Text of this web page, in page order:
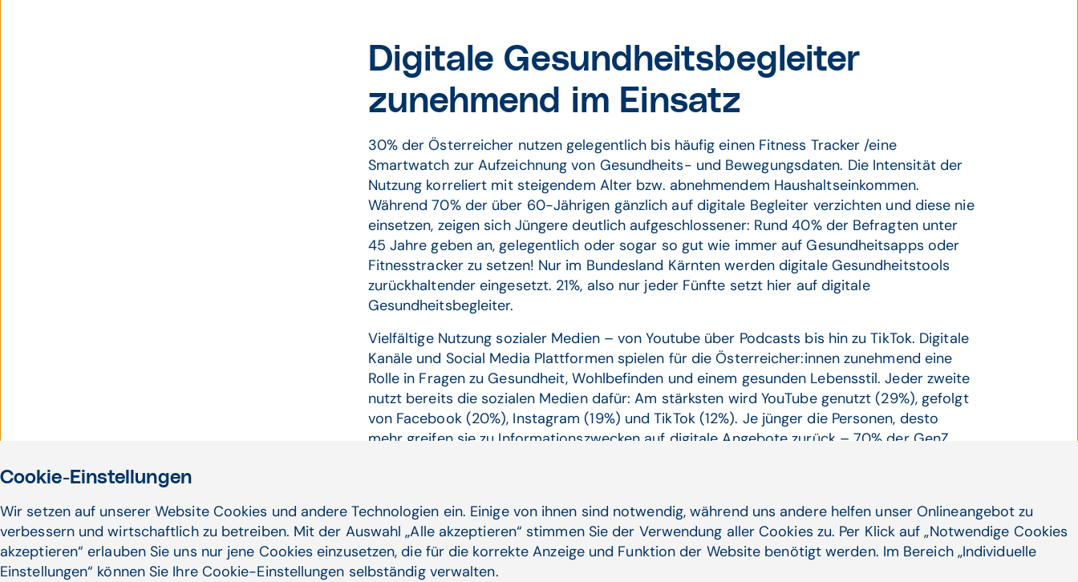
Digitale Gesundheitsbegleiter
zunehmend im Einsatz
30% der Österreicher nutzen gelegentlich bis häufig einen Fitness Tracker /eine
Smartwatch zur Aufzeichnung von Gesundheits- und Bewegungsdaten. Die Intensität der
Nutzung korreliert mit steigendem Alter bzw. abnehmendem Haushaltseinkommen.
Während 70% der über 60-Jährigen gänzlich auf digitale Begleiter verzichten und diese nie
einsetzen, zeigen sich Jüngere deutlich aufgeschlossener: Rund 40% der Befragten unter
45 Jahre geben an, gelegentlich oder sogar so gut wie immer auf Gesundheitsapps oder
Fitnesstracker zu setzen! Nur im Bundesland Kärnten werden digitale Gesundheitstools
zurückhaltender eingesetzt. 21%, also nur jeder Fünfte setzt hier auf digitale
Gesundheitsbegleiter.
Vielfältige Nutzung sozialer Medien – von Youtube über Podcasts bis hin zu TikTok. Digitale
Kanäle und Social Media Plattformen spielen für die Österreicher:innen zunehmend eine
Rolle in Fragen zu Gesundheit, Wohlbefinden und einem gesunden Lebensstil. Jeder zweite
nutzt bereits die sozialen Medien dafür: Am stärksten wird YouTube genutzt (29%), gefolgt
von Facebook (20%), Instagram (19%) und TikTok (12%). Je jünger die Personen, desto
mehr greifen sie zu Informationszwecken auf digitale Angebote zurück – 70% der GenZ
Verwandte Artikel
Cookie-Einstellungen
Wir setzen auf unserer Website Cookies und andere Technologien ein. Einige von ihnen sind notwendig, während uns andere helfen unser Onlineangebot zu
verbessern und wirtschaftlich zu betreiben. Mit der Auswahl „Alle akzeptieren“ stimmen Sie der Verwendung aller Cookies zu. Per Klick auf „Notwendige Cookies
akzeptieren“ erlauben Sie uns nur jene Cookies einzusetzen, die für die korrekte Anzeige und Funktion der Website benötigt werden. Im Bereich „Individuelle
Einstellungen“ können Sie Ihre Cookie-Einstellungen selbständig verwalten.